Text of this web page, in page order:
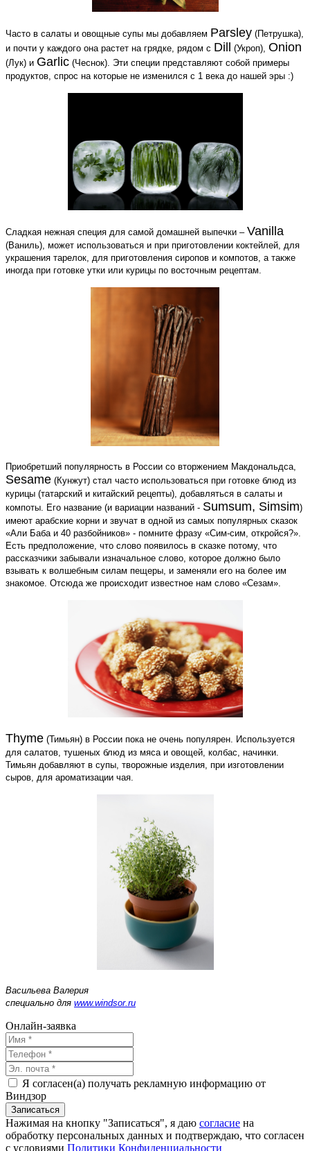
Часто в салаты и овощные супы мы добавляем Parsley (Петрушка),
и почти у каждого она растет на грядке, рядом с Dill (Укроп), Onion
(Лук) и Garlic (Чеснок). Эти специи представляют собой примеры
продуктов, спрос на которые не изменился с 1 века до нашей эры :)
Сладкая нежная специя для самой домашней выпечки – Vanilla
(Ваниль), может использоваться и при приготовлении коктейлей, для
украшения тарелок, для приготовления сиропов и компотов, а также
иногда при готовке утки или курицы по восточным рецептам.
Приобретший популярность в России со вторжением Макдональдса,
Sesame (Кунжут) стал часто использоваться при готовке блюд из
курицы (татарский и китайский рецепты), добавляться в салаты и
компоты. Его название (и вариации названий - Sumsum, Simsim)
имеют арабские корни и звучат в одной из самых популярных сказок
«Али Баба и 40 разбойников» - помните фразу «Сим-сим, откройся?».
Есть предположение, что слово появилось в сказке потому, что
рассказчики забывали изначальное слово, которое должно было
взывать к волшебным силам пещеры, и заменяли его на более им
знакомое. Отсюда же происходит известное нам слово «Сезам».
Thyme (Тимьян) в России пока не очень популярен. Используется
для салатов, тушеных блюд из мяса и овощей, колбас, начинки.
Тимьян добавляют в супы, творожные изделия, при изготовлении
сыров, для ароматизации чая.
Васильева Валерия
специально для www.windsor.ru
Онлайн-заявка
Я согласен(а) получать рекламную информацию от
Виндзор
Нажимая на кнопку "Записаться", я даю согласие на
обработку персональных данных и подтверждаю, что согласен
с условиями Политики Конфиденциальности